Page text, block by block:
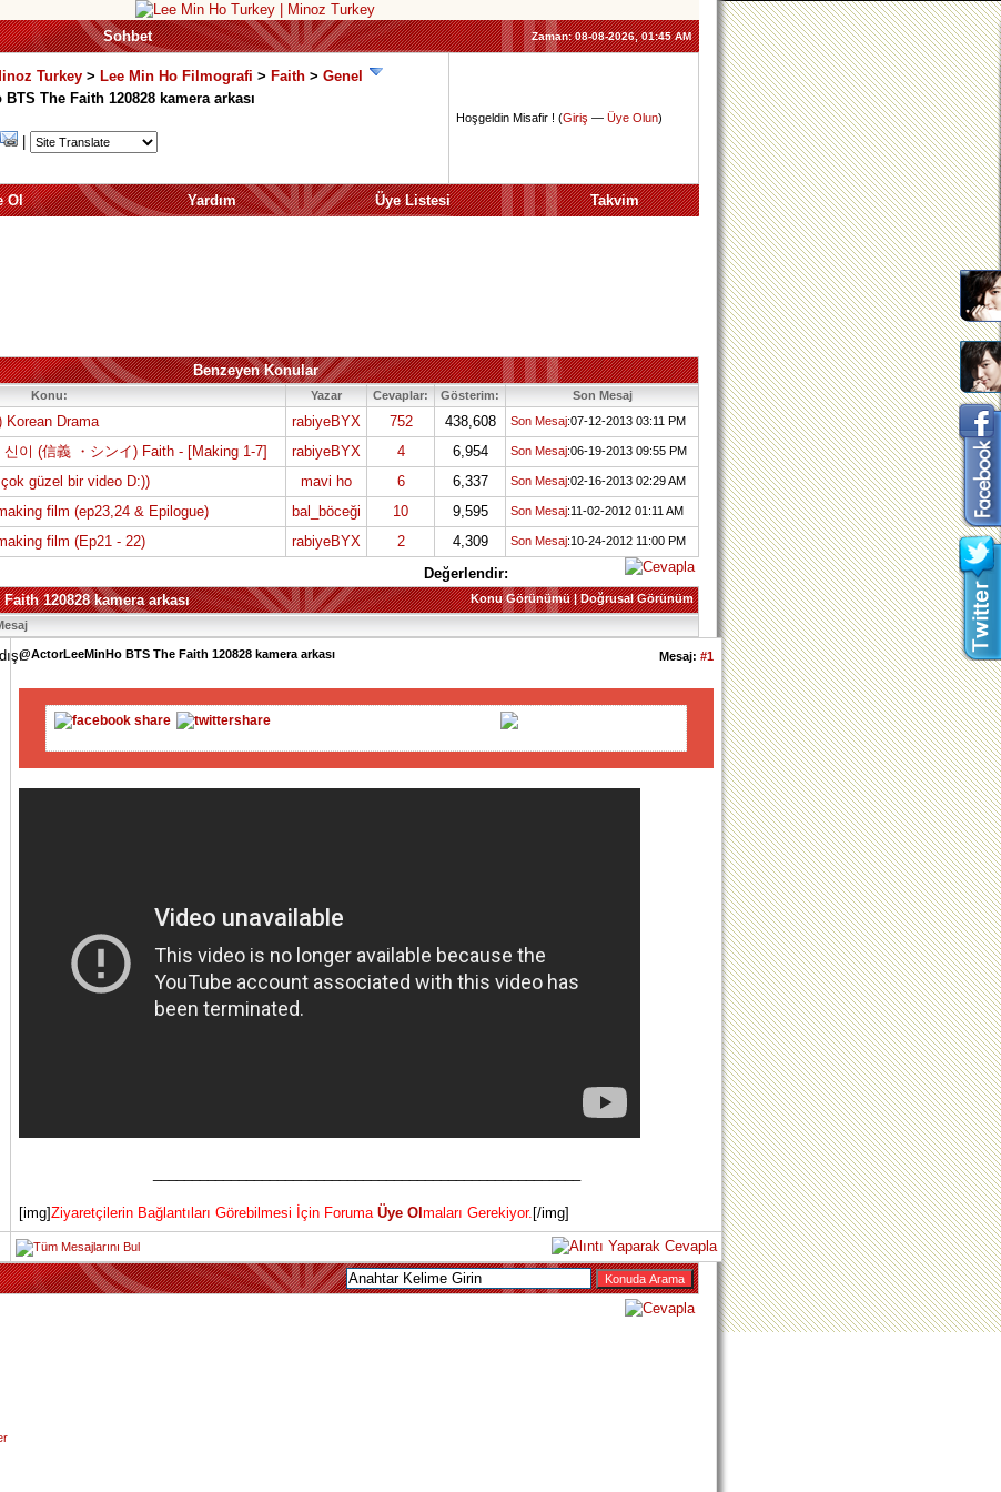
Sohbet Zaman:08-08-2026, 01:45 AM
Turkey > Lee Min Ho Filmografi > Faith > Genel
The Faith 120828 kamera arkası
Hoşgeldin Misafir ! (Giriş — Üye Olun)
Ol Yardım Üye Listesi Takvim
Benzeyen Konular
Konu: Yazar Cevaplar: Gösterim: Son Mesaj
Korean Drama rabiyeBYX 752 438,608 Son Mesaj:07-12-2013 03:11 PM
이 (信義 ・シンイ) Faith - [Making 1-7] rabiyeBYX 4 6,954 Son Mesaj:06-19-2013 09:55 PM
güzel bir video D:)) mavi ho 6 6,337 Son Mesaj:02-16-2013 02:29 AM
film (ep23,24 & Epilogue) bal_böceği 10 9,595 Son Mesaj:11-02-2012 01:11 AM
film (Ep21 - 22) rabiyeBYX 2 4,309 Son Mesaj:10-24-2012 11:00 PM
Değerlendir:
Konu Görünümü|Doğrusal Görünüm
120828 kamera arkası
Mesaj: #1
@ActorLeeMinHo BTS The Faith 120828 kamera arkası
[img]Ziyaretçilerin Bağlantıları Görebilmesi İçin Foruma Üye Ol maları Gerekiyor. [/img]